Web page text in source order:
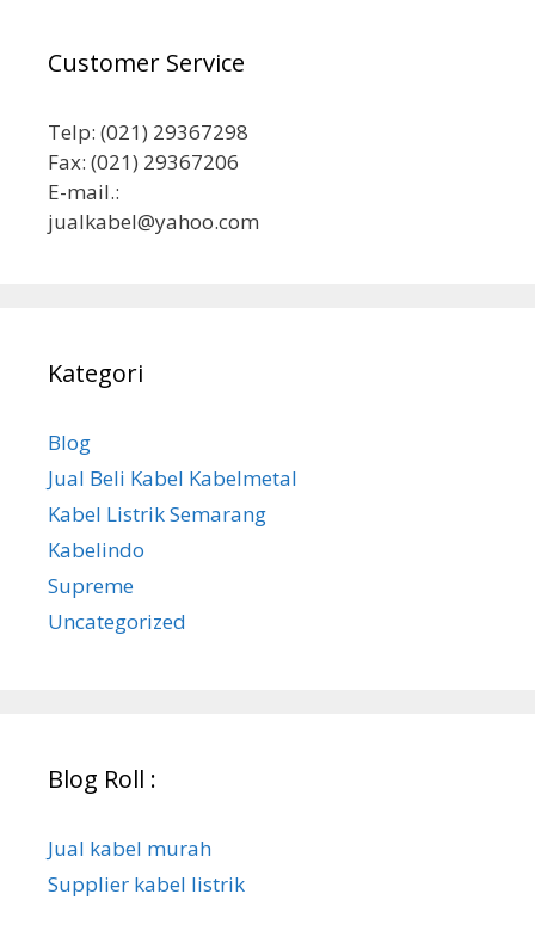
Customer Service
Telp: (021) 29367298
Fax: (021) 29367206
E-mail.:
jualkabel@yahoo.com
Kategori
Blog
Jual Beli Kabel Kabelmetal
Kabel Listrik Semarang
Kabelindo
Supreme
Uncategorized
Blog Roll :
Jual kabel murah
Supplier kabel listrik